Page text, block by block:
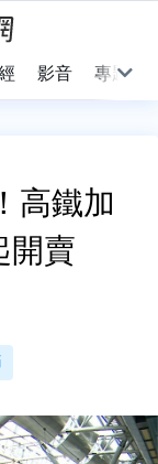
影音 專題
高鐵加
開賣